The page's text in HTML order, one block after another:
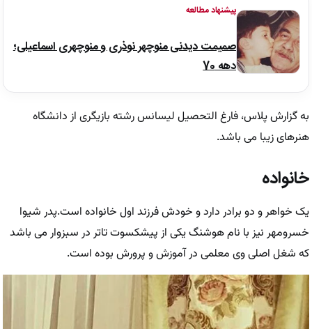
پیشنهاد مطالعه
صمیمت دیدنی منوچهر نوذری و منوچهری اسماعیلی؛
دهه 70
به گزارش پلاس، فارغ التحصیل لیسانس رشته بازیگری از دانشگاه
هنرهای زیبا می باشد.
خانواده
یک خواهر و دو برادر دارد و خودش فرزند اول خانواده است.پدر شیوا
خسرومهر نیز با نام هوشنگ یکی از پیشکسوت تاتر در سبزوار می باشد
که شغل اصلی وی معلمی در آموزش و پرورش بوده است.